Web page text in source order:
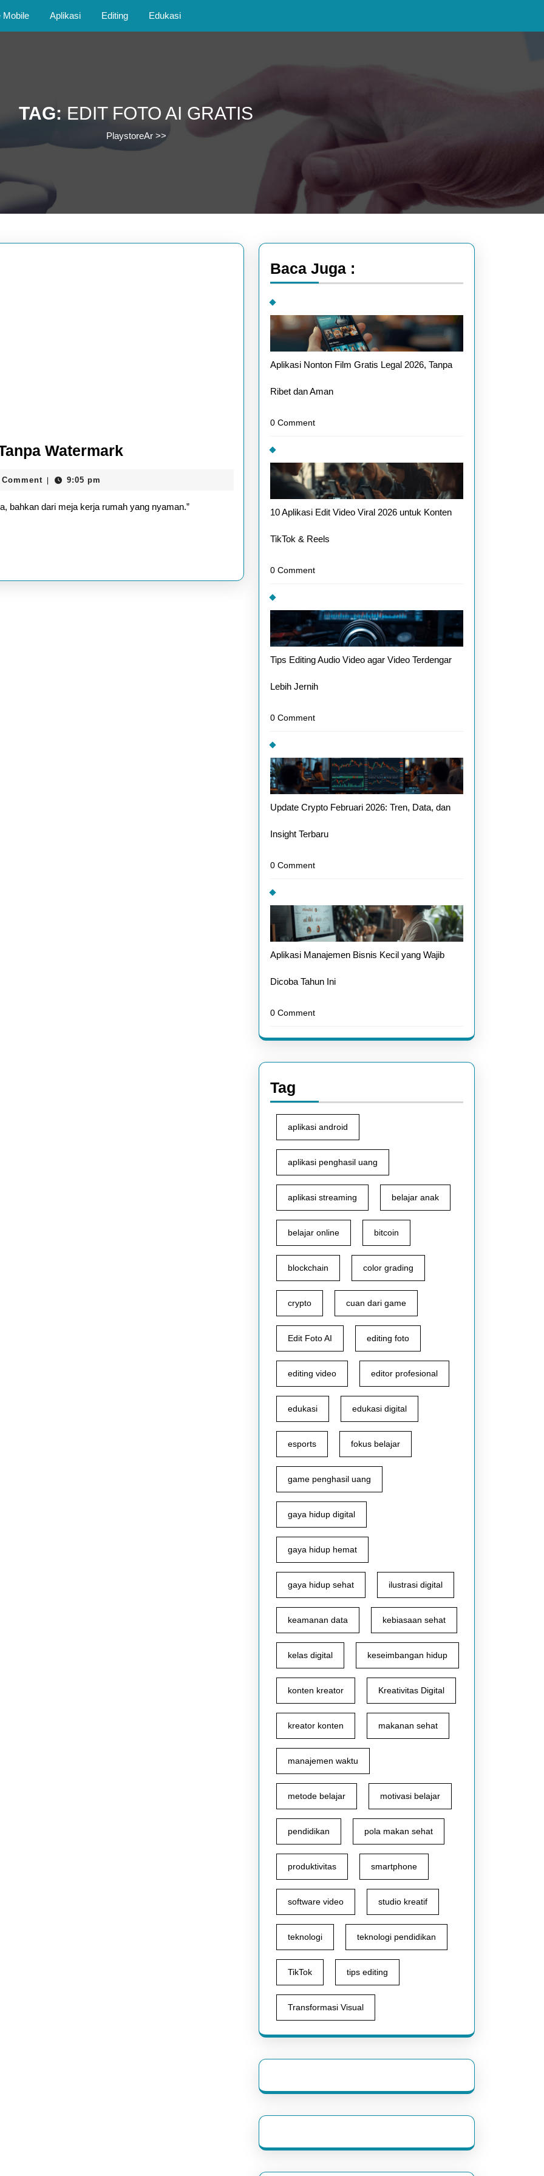
Mobile Aplikasi Editing Edukasi
TAG: EDIT FOTO AI GRATIS
PlaystoreAr>>
Watermark5
Foto
Watermark
Comment 9:05 pm
bahkan dari meja kerja rumah yang nyaman.”
Baca Juga :
Aplikasi Nonton Film Gratis Legal 2026, Tanpa
Ribet dan Aman
0 Comment
10 Aplikasi Edit Video Viral 2026 untuk Konten
TikTok & Reels
0 Comment
Tips Editing Audio Video agar Video Terdengar
Lebih Jernih
0 Comment
Update Crypto Februari 2026: Tren, Data, dan
Insight Terbaru
0 Comment
Aplikasi Manajemen Bisnis Kecil yang Wajib
Dicoba Tahun Ini
0 Comment
Tag
aplikasi android
aplikasi penghasil uang
aplikasi streaming belajar anak
belajar online bitcoin
blockchain color grading
crypto cuan dari game
Edit Foto AI editing foto
editing video editor profesional
edukasi edukasi digital
esports fokus belajar
game penghasil uang
gaya hidup digital
gaya hidup hemat
gaya hidup sehat ilustrasi digital
keamanan data kebiasaan sehat
kelas digital keseimbangan hidup
konten kreator Kreativitas Digital
kreator konten makanan sehat
manajemen waktu
metode belajar motivasi belajar
pendidikan pola makan sehat
produktivitas smartphone
software video studio kreatif
teknologi teknologi pendidikan
TikTok tips editing
Transformasi Visual